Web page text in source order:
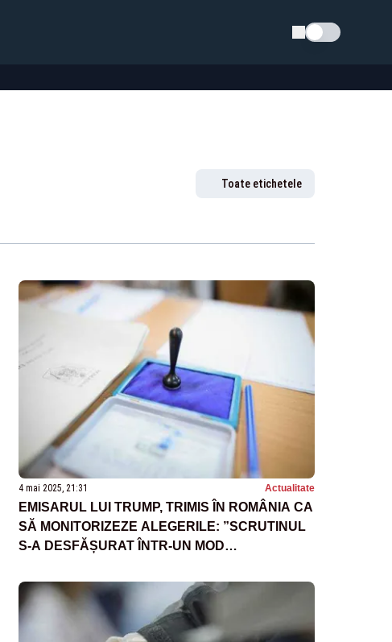
Schimba tema
Toate etichetele
4 mai 2025, 21:31 Actualitate
EMISARUL LUI TRUMP, TRIMIS ÎN ROMÂNIA CA
SĂ MONITORIZEZE ALEGERILE: ”SCRUTINUL
S-A DESFĂȘURAT ÎNTR-UN MOD